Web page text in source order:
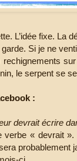
L’idée fixe. La
Si je ne
le serpent se
:
devrait écrire
verbe « devrait
probablement